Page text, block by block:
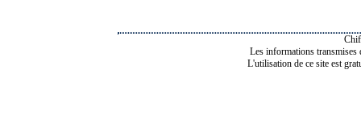
Les informations transmises
L'utilisation de ce site est